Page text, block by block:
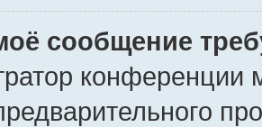
сообщение
конференции